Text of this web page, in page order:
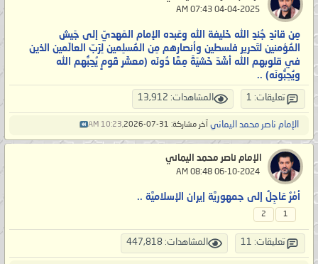
مِن قائدِ جُندِ الله خَليفة الله وعَبده الإمام المَهديّ إلى جَيش
المُؤمنين لتَحرير فلسطين وأنصارهم مِن المُسلِمين لِرَبّ العالَمين الذين
في قلوبهم الله أشَدّ خَشيَةً مِمَّا دُونَه (معشَر قَومٍ يُحِبُّهم الله
ويُحِبُّونَه) ..
تعليقات: 1 المشاهدات: 13,912
الإمام ناصر محمد اليماني آخر مشاركة: 31-07-2026, 10:23 AM
الإمام ناصر محمد اليماني
أمْرٌ عَاجِلٌ إلى جمهوريَّة إيران الإسلاميَّة ..
1
2
تعليقات: 11 المشاهدات: 447,818